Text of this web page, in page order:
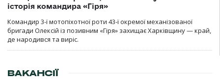
історія командира «Гіря»
Командир 3-ї мотопіхотної роти 43-ї окремої механізованої
бригади Олексій із позивним «Гіря» захищає Харківщину — край,
де народився та виріс.
ВАКАНСІЇ